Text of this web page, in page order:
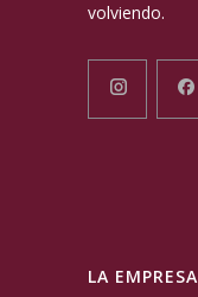
volviendo.
LA EMPRESA